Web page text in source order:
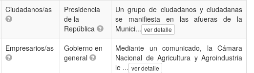
Ciudadanos/as
Presidencia
de la
República
Un grupo de ciudadanos y ciudadanas
se manifiesta en las afueras de la
Munici... ver detalle
Empresarios/as
Gobierno en
general
Mediante un comunicado, la Cámara
Nacional de Agricultura y Agroindustria
le ... ver detalle